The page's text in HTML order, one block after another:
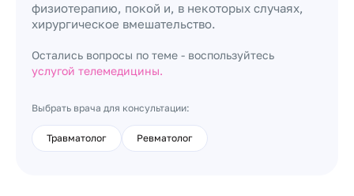
физиотерапию, покой и, в некоторых случаях,
хирургическое вмешательство.
Остались вопросы по теме - воспользуйтесь
услугой телемедицины.
Выбрать врача для консультации:
Травматолог Ревматолог